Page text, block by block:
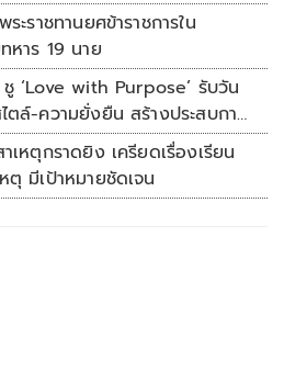
ระราชทานยศข้าราชการใน
หาร 19 นาย
ชู ‘Love with Purpose’ รับวัน
ตล์-ความยั่งยืน สร้างประสบกา
วามหมาย
เหตุกราดยิง เครียดเรื่องเรียน
ตุ มีเป้าหมายชัดเจน